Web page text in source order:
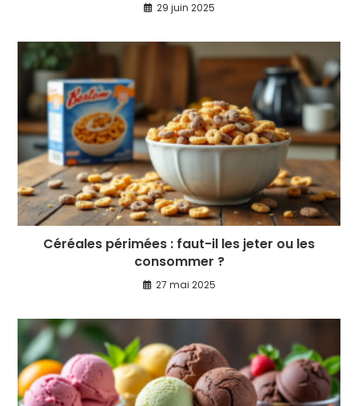
29 juin 2025
Céréales périmées : faut-il les jeter ou les
consommer ?
27 mai 2025